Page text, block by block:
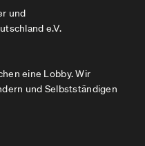
und
e.V.
eine Lobby. Wir
und Selbstständigen